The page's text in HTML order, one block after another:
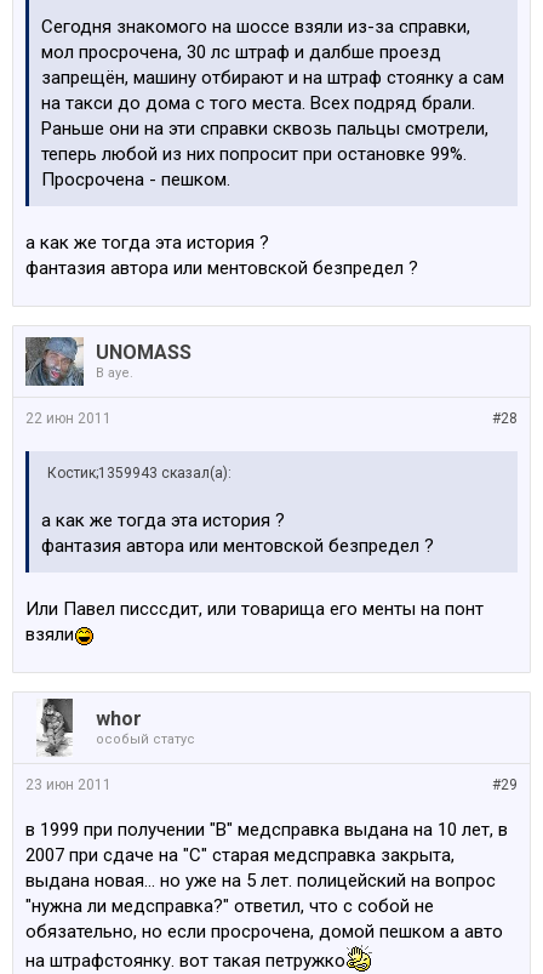
Сегодня знакомого на шоссе взяли из-за справки,
мол просрочена, 30 лс штраф и далбше проезд
запрещён, машину отбирают и на штраф стоянку а сам
на такси до дома с того места. Всех подряд брали.
Раньше они на эти справки сквозь пальцы смотрели,
теперь любой из них попросит при остановке 99%.
Просрочена - пешком.
а как же тогда эта история ?
фантазия автора или ментовской безпредел ?
UNOMASS
В ауе.
#28
22 июн 2011
Костик;1359943 сказал(а):
а как же тогда эта история ?
фантазия автора или ментовской безпредел ?
Или Павел писссдит, или товарища его менты на понт
взяли
whor
особый статус
#29
23 июн 2011
в 1999 при получении "B" медсправка выдана на 10 лет, в
2007 при сдаче на "C" старая медсправка закрыта,
выдана новая... но уже на 5 лет. полицейский на вопрос
"нужна ли медсправка?" ответил, что с собой не
обязательно, но если просрочена, домой пешком а авто
на штрафстоянку. вот такая петружко